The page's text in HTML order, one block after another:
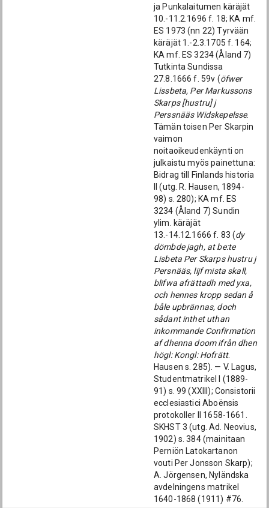
ja Punkalaitumen käräjät
10.-11.2.1696 f. 18; KA mf.
ES 1973 (nn 22) Tyrvään
käräjät 1.-2.3.1705 f. 164;
KA mf. ES 3234 (Åland 7)
Tutkinta Sundissa
27.8.1666 f. 59v (öfwer
Lissbeta, Per Markussons
Skarps [hustru] j
Perssnääs Widskepelsse.
Tämän toisen Per Skarpin
vaimon
noitaoikeudenkäynti on
julkaistu myös painettuna:
Bidrag till Finlands historia
II (utg. R. Hausen, 1894-
98) s. 280); KA mf. ES
3234 (Åland 7) Sundin
ylim. käräjät
13.-14.12.1666 f. 83 (dy
dömbde jagh, at be:te
Lisbeta Per Skarps hustru j
Persnääs, lijf mista skall,
blifwa afrättadh med yxa,
och hennes kropp sedan å
båle upbrännas, doch
sådant inthet uthan
inkommande Confirmation
af dhenna doom ifrån dhen
högl: Kongl: Hofrätt.
Hausen s. 285). — V. Lagus,
Studentmatrikel I (1889-
91) s. 99 (XXIII); Consistorii
ecclesiastici Aboënsis
protokoller II 1658-1661.
SKHST 3 (utg. Ad. Neovius,
1902) s. 384 (mainitaan
Perniön Latokartanon
vouti Per Jonsson Skarp);
A. Jörgensen, Nyländska
avdelningens matrikel
1640-1868 (1911) #76.